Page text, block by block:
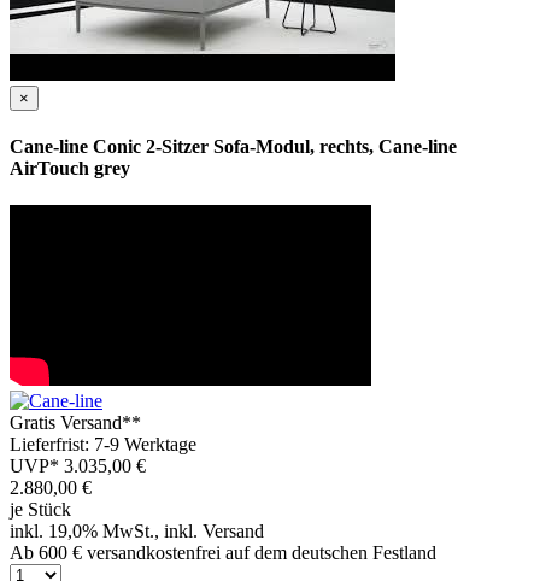
×
Cane-line Conic 2-Sitzer Sofa-Modul, rechts, Cane-line
AirTouch grey
Gratis Versand**
Lieferfrist: 7-9 Werktage
UVP* 3.035,00 €
2.880,00 €
je Stück
inkl. 19,0% MwSt., inkl. Versand
Ab 600 € versandkostenfrei auf dem deutschen Festland